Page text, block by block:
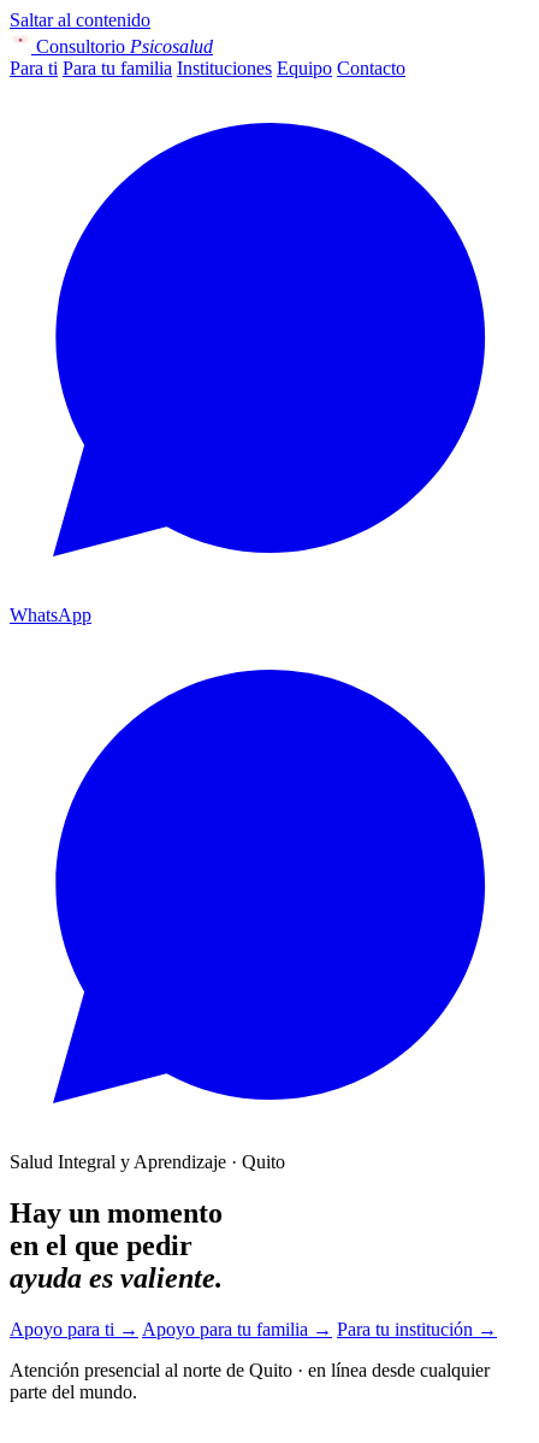
Saltar al contenido
Consultorio Psicosalud
Para ti Para tu familia Instituciones Equipo Contacto
WhatsApp
Salud Integral y Aprendizaje · Quito
Hay un momento
en el que pedir
ayuda es valiente.
Apoyo para ti → Apoyo para tu familia → Para tu institución →
Atención presencial al norte de Quito · en línea desde cualquier
parte del mundo.